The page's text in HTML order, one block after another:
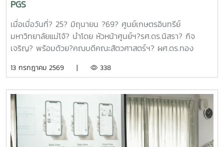
ทุนด้านการเพิ่มความสามารถในการแข่งขัน จำนวน 6 โครงการ
ดังนี้1.โครงการ "กลยุทธ์การตลาดการท่องเที่ยวคาร์บอนสุทธิเป็น
ศูนย์สำหรับนักท่องเที่ยวเชิงอาสาสมัครในพื้นที่ภาคเหนือตอนบน"
โดย ดร.กาญจนา สมมิตร หัวหน้าโครงการ2.โครงการ "การ
ผู้ช่วยศาสตราจารย์ ดร.สุพัตรา วงศ์แสนใหม่ หัวหน้า
คลินิกของผลิตภัณฑ์มูลค่าเพิ่มจากส่วนเหลือใช้การแปรรูปปลา
ลูกผสมบึกสยามแม่โจ้" โดย รองศาสตราจารย์ ดร.ดวงพร อมร
เลิศพิศาล หัวหน้าโครงการ4.โครงการ "การขยายสเกลการผลิต
สารเสริมโปรตีนปลาไฮโดรไลเสตสำหรับเป็นสารเสริมกระตุ้นการ
กินในสัตว์เลี้ยง ระดับกึ่งอุตสาหกรรม" โดย รองศาสตราจารย์
PGS
เมื่อเมื่อวันที่? 25? มิถุนายน ?69? ศูนย์เกษตรอินทรีย์
มหาวิทยาลัยแม่โจ้? นำโดย หัวหน้าศูนย์ฯ?รศ.ดร.นิสรา? กิจ
เจริญ? พร้อมด้วย?คณบดีคณะสัตวศาสตร์ฯ? ผศ.ดร.ทอง
รศ.ดร.อภินันท์? สุวรรณรักษ์? และคณาจารย์/?เจ้าหน้าที่จาก
PGS?.... ซึ่งได้ลงมติให้จัดตั้งกลุ่มในนาม? #กลุ่มอินทนินแม่
โจ้PGS? โดยมีศูนย์เกษตรอินทรีย์ฯเป็นพี่เลี้ยงกลุ่ม? และในที่
ประชุมมีมติเป็นเอกฉันท์ให้ผศ.ดร.ทองเลียน? บัวจูม? เป็น
ประธานกลุ่ม?ฯ? และน.ส.สุนันทา? ศรีรัตนา? เป็นผู้ประสานงาน?
กลุ่มฯ
13 กรกฎาคม 2569 | 338